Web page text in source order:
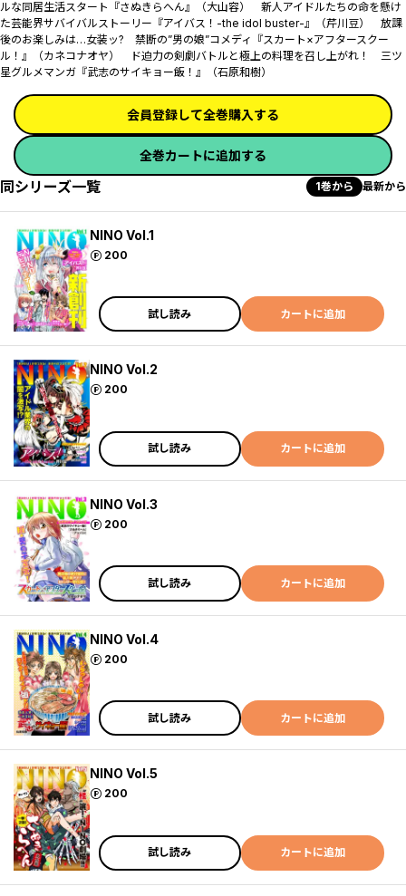
ルな同居生活スタート『さぬきらへん』（大山容） 新人アイドルたちの命を懸け
た芸能界サバイバルストーリー『アイバス！-the idol buster-』（芹川豆） 放課
後のお楽しみは…女装ッ? 禁断の”男の娘”コメディ『スカート×アフタースクー
ル！』（カネコナオヤ） ド迫力の剣劇バトルと極上の料理を召し上がれ！ 三ツ
星グルメマンガ『武志のサイキョー飯！』（石原和樹）
会員登録して全巻購入する
全巻カートに追加する
同シリーズ一覧 1巻から 最新から
NINO Vol.1
200
ポイント
試し読み カートに追加
NINO Vol.2
200
ポイント
試し読み カートに追加
NINO Vol.3
200
ポイント
試し読み カートに追加
NINO Vol.4
200
ポイント
試し読み カートに追加
NINO Vol.5
200
ポイント
試し読み カートに追加